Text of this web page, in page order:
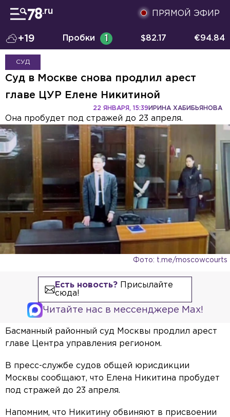
ПРЯМОЙ ЭФИР
+19 Пробки 1 $82.17 €94.84
СУД
Суд в Москве снова продлил арест
главе ЦУР Елене Никитиной
ИРИНА ХАБИБЬЯНОВА
22 ЯНВАРЯ, 15:39
Она пробудет под стражей до 23 апреля.
Фото: t.me/moscowcourts
Есть новость?Присылайте
сюда!
Читайте нас в мессенджере Max!
Басманный районный суд Москвы продлил арест
главе Центра управления регионом.
В пресс-службе судов общей юрисдикции
Москвы сообщают, что Елена Никитина пробудет
под стражей до 23 апреля.
Напомним, что Никитину обвиняют в присвоении